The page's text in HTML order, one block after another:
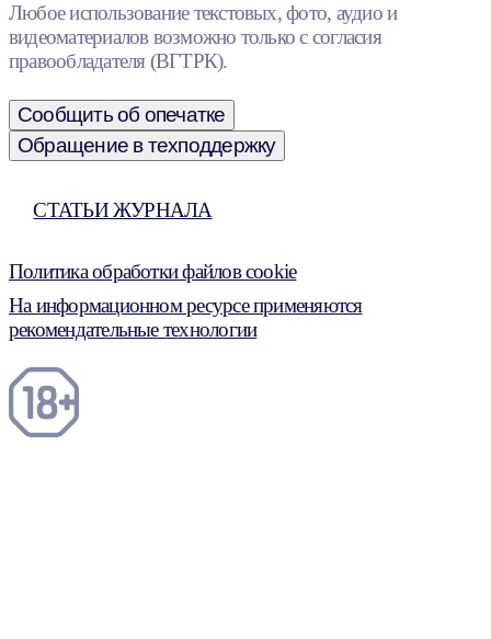
Любое использование текстовых, фото, аудио и
видеоматериалов возможно только с согласия
правообладателя (ВГТРК).
Сообщить об опечатке
Обращение в техподдержку
СТАТЬИ ЖУРНАЛА
Политика обработки файлов cookie
На информационном ресурсе применяются
рекомендательные технологии